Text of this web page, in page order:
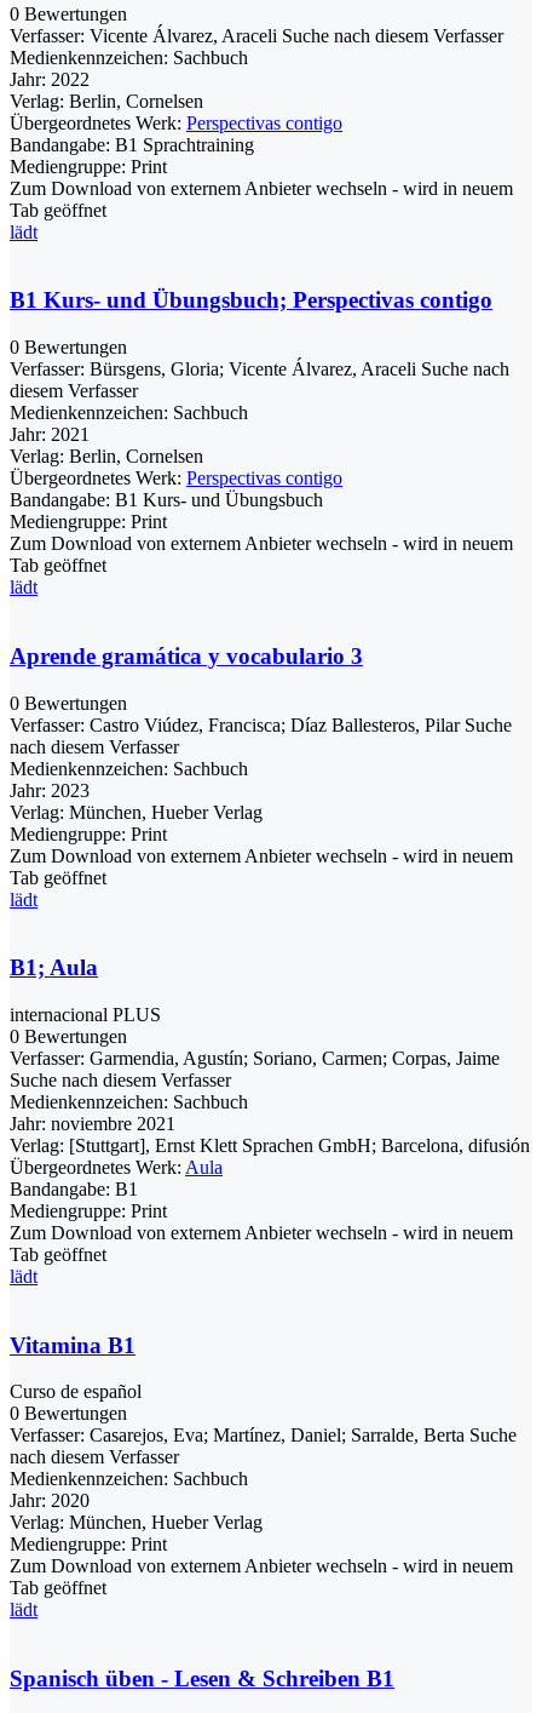
0 Bewertungen
Verfasser: Vicente Álvarez, Araceli Suche nach diesem Verfasser
Medienkennzeichen: Sachbuch
Jahr: 2022
Verlag: Berlin, Cornelsen
Übergeordnetes Werk: Perspectivas contigo
Bandangabe: B1 Sprachtraining
Mediengruppe: Print
Zum Download von externem Anbieter wechseln - wird in neuem
Tab geöffnet
lädt
B1 Kurs- und Übungsbuch; Perspectivas contigo
0 Bewertungen
Verfasser: Bürsgens, Gloria; Vicente Álvarez, Araceli Suche nach
diesem Verfasser
Medienkennzeichen: Sachbuch
Jahr: 2021
Verlag: Berlin, Cornelsen
Übergeordnetes Werk: Perspectivas contigo
Bandangabe: B1 Kurs- und Übungsbuch
Mediengruppe: Print
Zum Download von externem Anbieter wechseln - wird in neuem
Tab geöffnet
lädt
Aprende gramática y vocabulario 3
0 Bewertungen
Verfasser: Castro Viúdez, Francisca; Díaz Ballesteros, Pilar Suche
nach diesem Verfasser
Medienkennzeichen: Sachbuch
Jahr: 2023
Verlag: München, Hueber Verlag
Mediengruppe: Print
Zum Download von externem Anbieter wechseln - wird in neuem
Tab geöffnet
lädt
B1; Aula
internacional PLUS
0 Bewertungen
Verfasser: Garmendia, Agustín; Soriano, Carmen; Corpas, Jaime
Suche nach diesem Verfasser
Medienkennzeichen: Sachbuch
Jahr: noviembre 2021
Verlag: [Stuttgart], Ernst Klett Sprachen GmbH; Barcelona, difusión
Übergeordnetes Werk: Aula
Bandangabe: B1
Mediengruppe: Print
Zum Download von externem Anbieter wechseln - wird in neuem
Tab geöffnet
lädt
Vitamina B1
Curso de español
0 Bewertungen
Verfasser: Casarejos, Eva; Martínez, Daniel; Sarralde, Berta Suche
nach diesem Verfasser
Medienkennzeichen: Sachbuch
Jahr: 2020
Verlag: München, Hueber Verlag
Mediengruppe: Print
Zum Download von externem Anbieter wechseln - wird in neuem
Tab geöffnet
lädt
Spanisch üben - Lesen & Schreiben B1